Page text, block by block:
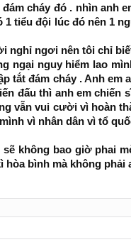
cháy đó . nhìn anh
tiểu đội lúc đó nên 1
ngơi nên tôi chỉ
ngại nguy hiểm lao
tắt đám cháy . Anh
đấu thì anh em
vẫn vui cười vì hoàn
vì nhân dân vì tổ
không bao giờ phai
bình mà không phải